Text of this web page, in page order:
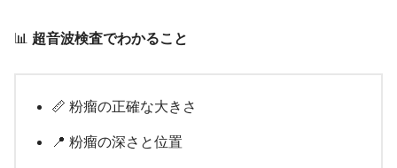
📊 超音波検査でわかること
📏 粉瘤の正確な大きさ
📍 粉瘤の深さと位置